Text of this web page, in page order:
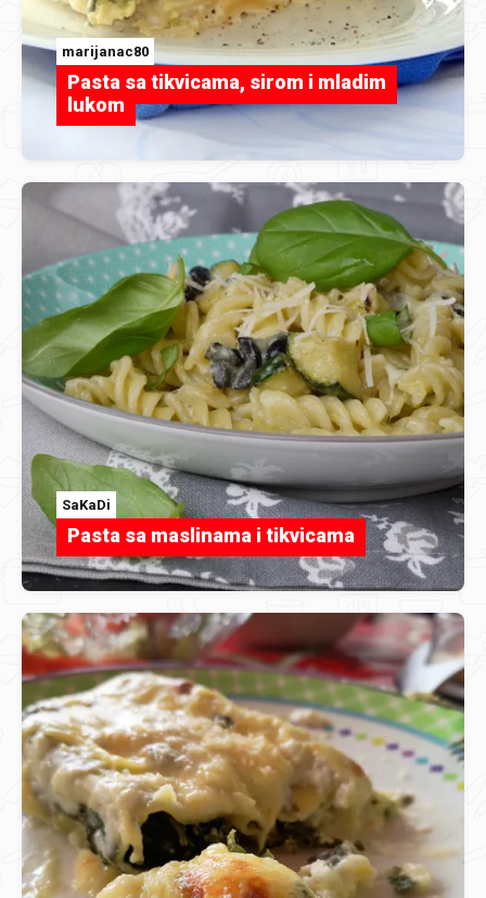
marijanac80
Pasta sa tikvicama, sirom i mladim
lukom
SaKaDi
Pasta sa maslinama i tikvicama